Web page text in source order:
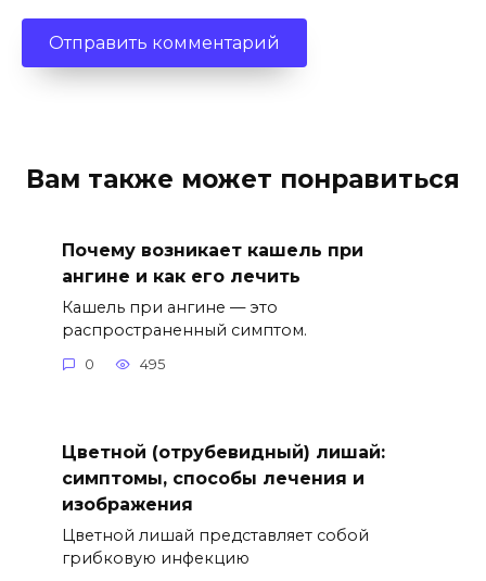
Вам также может понравиться
Почему возникает кашель при
ангине и как его лечить
Кашель при ангине — это
распространенный симптом.
0 495
Цветной (отрубевидный) лишай:
симптомы, способы лечения и
изображения
Цветной лишай представляет собой
грибковую инфекцию